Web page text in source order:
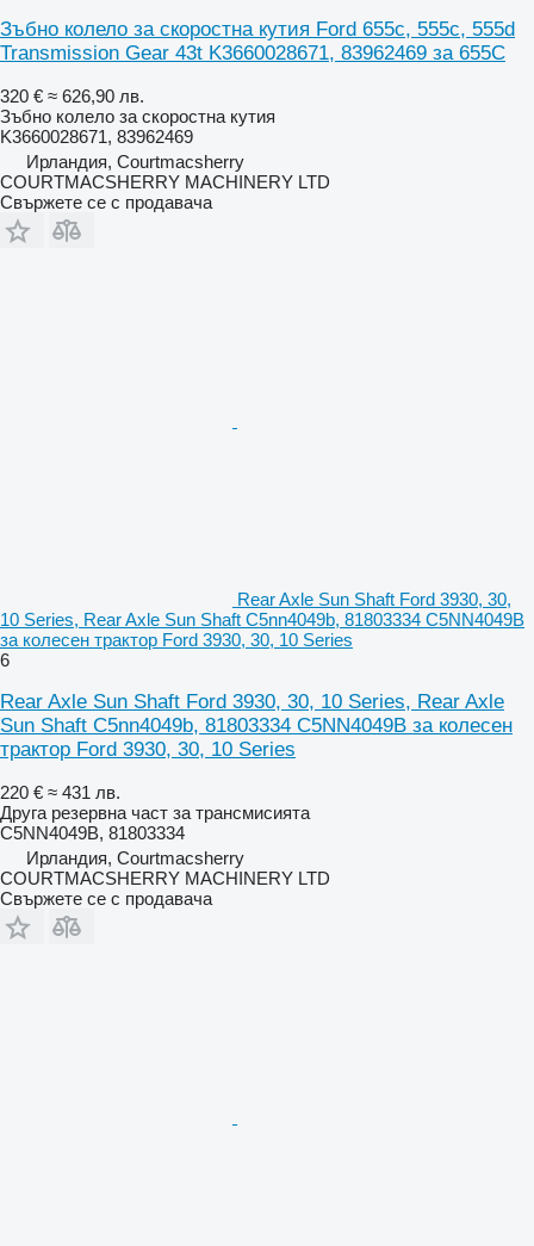
Зъбно колело за скоростна кутия Ford 655c, 555c, 555d
Transmission Gear 43t K3660028671, 83962469 за 655C
320 € ≈ 626,90 лв.
Зъбно колело за скоростна кутия
K3660028671, 83962469
Ирландия, Courtmacsherry
COURTMACSHERRY MACHINERY LTD
Свържете се с продавача
Rear Axle Sun Shaft Ford 3930, 30,
10 Series, Rear Axle Sun Shaft C5nn4049b, 81803334 C5NN4049B
за колесен трактор Ford 3930, 30, 10 Series
6
Rear Axle Sun Shaft Ford 3930, 30, 10 Series, Rear Axle
Sun Shaft C5nn4049b, 81803334 C5NN4049B за колесен
трактор Ford 3930, 30, 10 Series
220 € ≈ 431 лв.
Друга резервна част за трансмисията
C5NN4049B, 81803334
Ирландия, Courtmacsherry
COURTMACSHERRY MACHINERY LTD
Свържете се с продавача